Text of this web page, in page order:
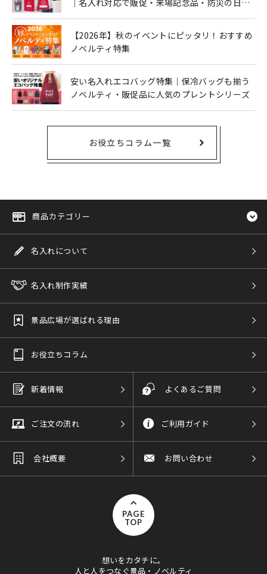
【2026年】秋のイベントにピッタリ！おすすめ
ノベルティ特集
安い名入れエコバッグ特集｜保冷バッグも揃う
ノベルティ・販促品に人気のプレントシリーズ
お役立ちコラム一覧
商品カテゴリー
名入れについて
名入れ制作実績
景品広場が選ばれる理由
お役立ちコラム
新着情報 よくあるご質問
ご注文の流れ ご利用ガイド
会社概要 お問い合わせ
PAGE
TOP
想いをカタチに。
人と人をつなぐ景品・ノベルティ